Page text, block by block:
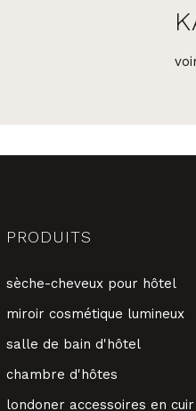
PRODUITS
sèche-cheveux pour hôtel
miroir cosmétique lumineux
salle de bain d'hôtel
chambre d'hôtes
londoner accessoires en cuir